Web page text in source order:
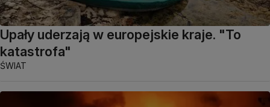
Upały uderzają w europejskie kraje. "To
katastrofa"
ŚWIAT